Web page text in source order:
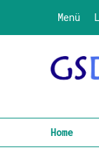
Menü
Home